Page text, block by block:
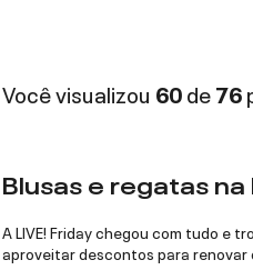
Você visualizou 60de76
Blusas e regatas
A LIVE! Friday chegou com tudo e
aproveitar descontos para renovar